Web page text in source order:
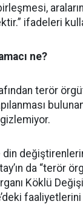
ifadeleri
ne?
terör
da “terör
Köklü